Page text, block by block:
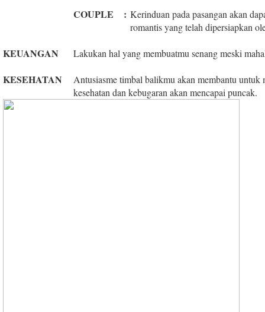
COUPLE : Kerinduan pada pasangan akan
romantis yang telah dipersiapkan
KEUANGAN Lakukan hal yang membuatmu senang meski
KESEHATAN
Antusiasme timbal balikmu akan membantu
kesehatan dan kebugaran akan mencapai puncak.